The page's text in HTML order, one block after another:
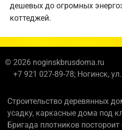
дешевых до огромных
коттеджей.
© 2026 noginskbrusdoma.ru
+7 921 027-89-78; Ногинск,
Строительство деревянных
усадку, каркасные дома под
Бригада плотников